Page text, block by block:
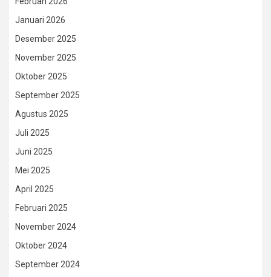
Januari 2026
Desember 2025
November 2025
Oktober 2025
September 2025
Agustus 2025
Juli 2025
Juni 2025
Mei 2025
April 2025
Februari 2025
November 2024
Oktober 2024
September 2024